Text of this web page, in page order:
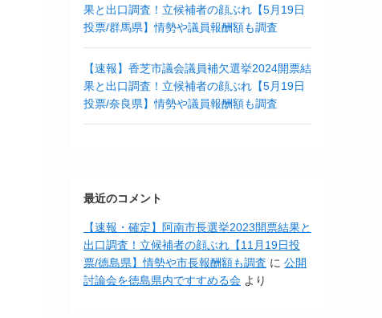
果と出口調査！立候補者の顔ぶれ【5月19日
投票/群馬県】情勢や議員報酬額も調査
【速報】香芝市議会議員補欠選挙2024開票結
果と出口調査！立候補者の顔ぶれ【5月19日
投票/奈良県】情勢や議員報酬額も調査
最近のコメント
【速報・確定】阿南市長選挙2023開票結果と
出口調査！立候補者の顔ぶれ【11月19日投
票/徳島県】情勢や市長報酬額も調査 に 公開
討論会を徳島県内ですすめる会 より